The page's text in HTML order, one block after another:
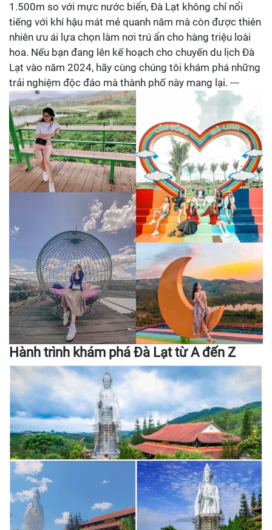
1.500m so với mực nước biển, Đà Lạt không chỉ nổi
tiếng với khí hậu mát mẻ quanh năm mà còn được thiên
nhiên ưu ái lựa chọn làm nơi trú ẩn cho hàng triệu loài
hoa. Nếu bạn đang lên kế hoạch cho chuyến du lịch Đà
Lạt vào năm 2024, hãy cùng chúng tôi khám phá những
trải nghiệm độc đáo mà thành phố này mang lại. ---
Hành trình khám phá Đà Lạt từ A đến Z